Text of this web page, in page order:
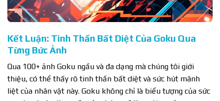
Kết Luận: Tinh Thần Bất Diệt Của Goku Qua
Từng Bức Ảnh
Qua 100+ ảnh Goku ngầu và đa dạng mà chúng tôi giới
thiệu, có thể thấy rõ tinh thần bất diệt và sức hút mãnh
liệt của nhân vật này. Goku không chỉ là biểu tượng của sức